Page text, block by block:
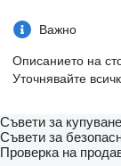
Важно
Описанието на
Уточнявайте
Съвети за купуване
Съвети за
Проверка на